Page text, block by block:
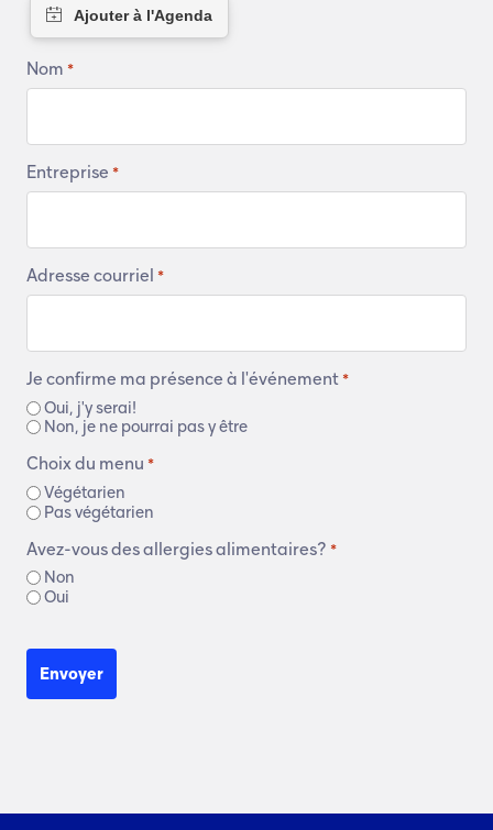
Nom *
Entreprise *
Adresse courriel *
Je confirme ma présence à l'événement *
Oui, j'y serai!
Non, je ne pourrai pas y être
Choix du menu *
Végétarien
Pas végétarien
Avez-vous des allergies alimentaires? *
Non
Oui